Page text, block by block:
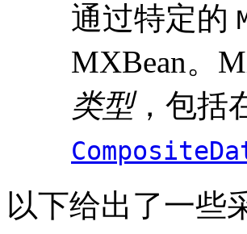
通过特定的
MXBean。
类型，包括
以下给出了一些